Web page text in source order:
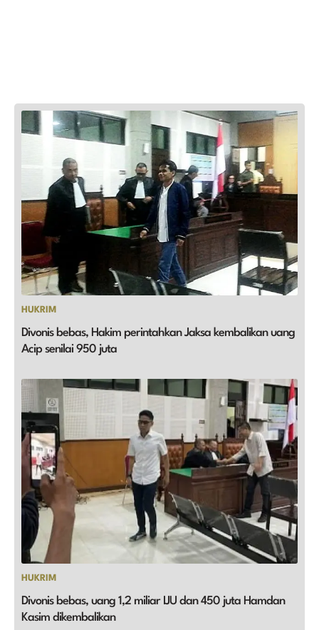
HUKRIM
Divonis bebas, Hakim perintahkan Jaksa kembalikan uang
Acip senilai 950 juta
HUKRIM
Divonis bebas, uang 1,2 miliar IJU dan 450 juta Hamdan
Kasim dikembalikan